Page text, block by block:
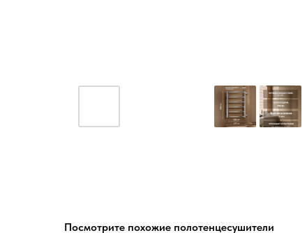
Посмотрите похожие полотенцесушители